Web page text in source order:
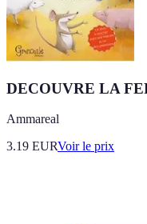
DECOUVRE LA
Ammareal
3.19 EURVoir le prix